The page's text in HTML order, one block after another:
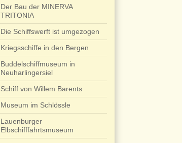
Der Bau der MINERVA
TRITONIA
Die Schiffswerft ist umgezogen
Kriegsschiffe in den Bergen
Buddelschiffmuseum in
Neuharlingersiel
Schiff von Willem Barents
Museum im Schlössle
Lauenburger
Elbschifffahrtsmuseum